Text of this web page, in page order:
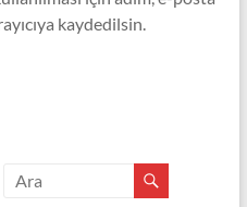
kaydedilsin.